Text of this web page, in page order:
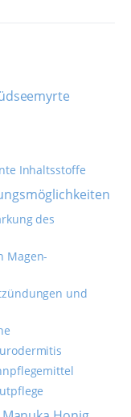
Inhaltsstoffe
des
Magen-
und